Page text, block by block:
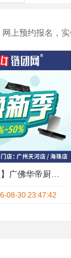
网上预约报名，
广佛华帝厨房
、燃气灶具、
08-30 23:47:42